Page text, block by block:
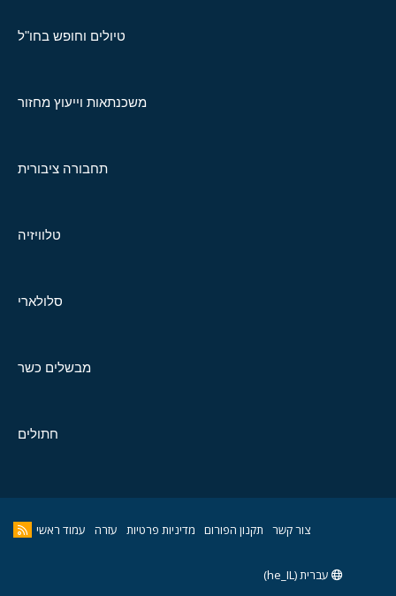
טיולים וחופש בחו"ל
משכנתאות וייעוץ מחזור
תחבורה ציבורית
טלוויזיה
סלולארי
מבשלים כשר
חתולים
צור קשר תקנון הפורום מדיניות פרטיות עזרה עמוד ראשי
עברית (he_IL)